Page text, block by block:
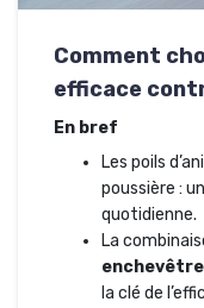
Comment
efficace
En bref
Les poils
poussière :
quotidienne.
La
la clé de